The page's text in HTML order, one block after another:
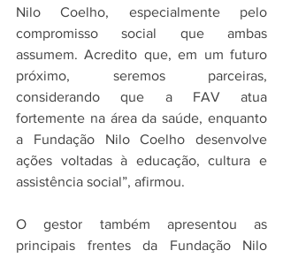
Nilo Coelho, especialmente pelo
compromisso social que ambas
assumem. Acredito que, em um futuro
próximo, seremos parceiras,
considerando que a FAV atua
fortemente na área da saúde, enquanto
a Fundação Nilo Coelho desenvolve
ações voltadas à educação, cultura e
assistência social”, afirmou.
O gestor também apresentou as
principais frentes da Fundação Nilo